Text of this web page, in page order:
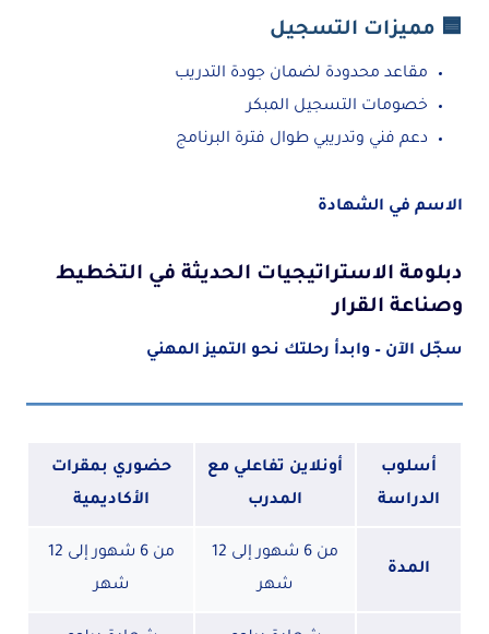
🟦 مميزات التسجيل
مقاعد محدودة لضمان جودة التدريب
خصومات التسجيل المبكر
دعم فني وتدريبي طوال فترة البرنامج
الاسم في الشهادة
دبلومة الاستراتيجيات الحديثة في التخطيط
وصناعة القرار
سجّل الآن – وابدأ رحلتك نحو التميز المهني
أسلوب
الدراسة
أونلاين تفاعلي مع
المدرب
حضوري بمقرات
الأكاديمية
المدة
من 6 شهور إلى 12
شهر
من 6 شهور إلى 12
شهر